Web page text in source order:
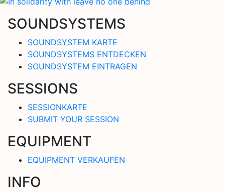
SOUNDSYSTEMS
SOUNDSYSTEM KARTE
SOUNDSYSTEMS ENTDECKEN
SOUNDSYSTEM EINTRAGEN
SESSIONS
SESSIONKARTE
SUBMIT YOUR SESSION
EQUIPMENT
EQUIPMENT VERKAUFEN
INFO